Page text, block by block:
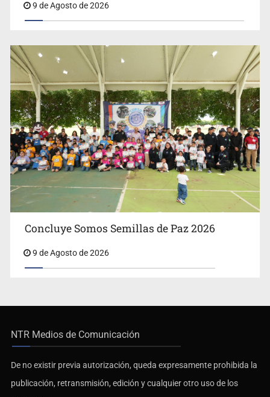
9 de Agosto de 2026
Concluye Somos Semillas de Paz 2026
9 de Agosto de 2026
NTR Medios de Comunicación
De no existir previa autorización, queda expresamente prohibida la
publicación, retransmisión, edición y cualquier otro uso de los